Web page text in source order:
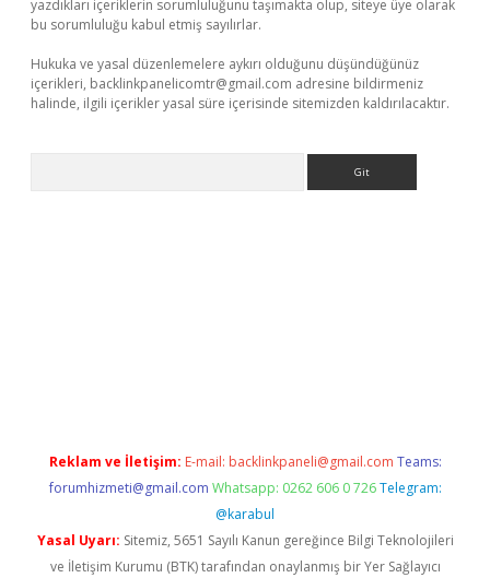
yazdıkları içeriklerin sorumluluğunu taşımakta olup, siteye üye olarak
bu sorumluluğu kabul etmiş sayılırlar.
Hukuka ve yasal düzenlemelere aykırı olduğunu düşündüğünüz
içerikleri, backlinkpanelicomtr@gmail.com adresine bildirmeniz
halinde, ilgili içerikler yasal süre içerisinde sitemizden kaldırılacaktır.
Reklam ve İletişim: E-mail: backlinkpaneli@gmail.com Teams:
forumhizmeti@gmail.com Whatsapp: 0262 606 0 726 Telegram:
@karabul
Yasal Uyarı: Sitemiz, 5651 Sayılı Kanun gereğince Bilgi Teknolojileri
ve İletişim Kurumu (BTK) tarafından onaylanmış bir Yer Sağlayıcı